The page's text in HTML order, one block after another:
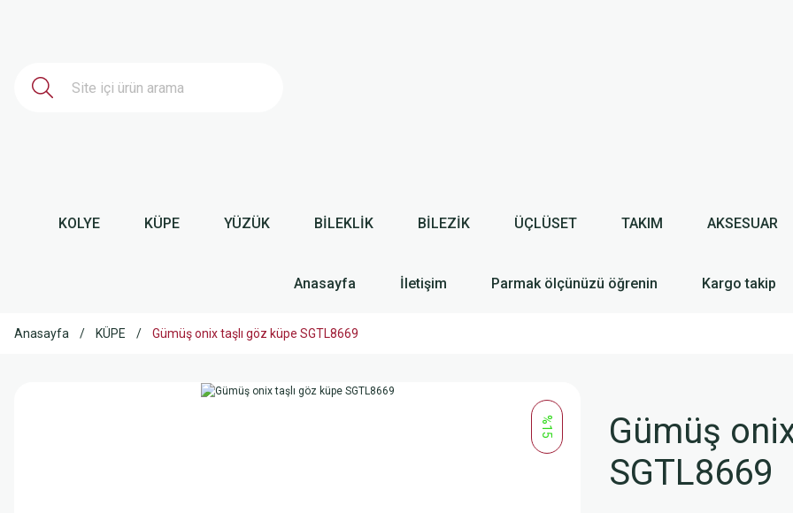
KOLYE KÜPE YÜZÜK BİLEKLİK BİLEZİK ÜÇLÜSET TAKIM AKSESUAR
Anasayfa İletişim Parmak ölçünüzü öğrenin Kargo takip
Anasayfa KÜPE Gümüş onix taşlı göz küpe SGTL8669
%15
Gümüş
SGTL8669